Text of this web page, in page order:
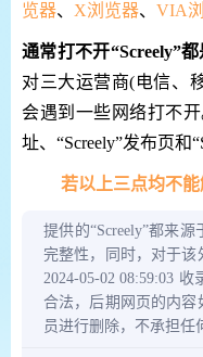
览器、 X浏览器、 VIA
通常打不开“Screely”
对三大运营商(电信、
会遇到一些网络打不开
址、“Screely”发布页和
若以上三点均不
提供的“Screely”都来
完整性，同时，对于该
2024-05-02 08:59:03
合法，后期网页的内容
员进行删除，不承担任